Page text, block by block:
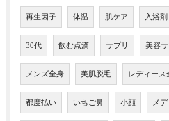
再生因子 体温 肌ケア 入浴剤
30代 飲む点滴 サプリ 美容サ
メンズ全身 美肌脱毛 レディース
都度払い いちご鼻 小顔 メ